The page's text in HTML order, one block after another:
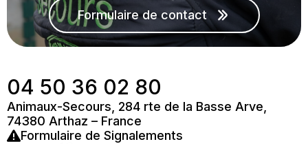
Formulaire de contact
04 50 36 02 80
Animaux-Secours, 284 rte de la Basse Arve,
74380 Arthaz – France
Formulaire de Signalements